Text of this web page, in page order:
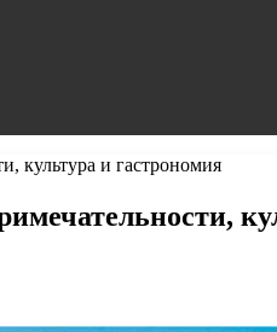
культура и гастрономия